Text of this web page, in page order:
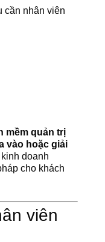
cần nhân viên
mềm quản trị
vào hoặc giải
doanh
cho khách
viên